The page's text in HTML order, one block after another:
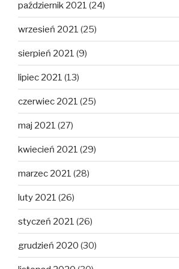
październik 2021 (24)
wrzesień 2021 (25)
sierpień 2021 (9)
lipiec 2021 (13)
czerwiec 2021 (25)
maj 2021 (27)
kwiecień 2021 (29)
marzec 2021 (28)
luty 2021 (26)
styczeń 2021 (26)
grudzień 2020 (30)